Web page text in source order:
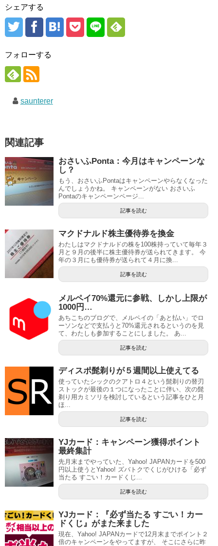
シェアする
フォローする
saunterer
関連記事
おさいふPonta：今月はキャンペーンな
し？
もう、おさいふPontaはキャンペーンやらなくなった
んでしょうかね。 キャンペーンがない おさいふ
Pontaのキャンペーンページ...
記事を読む
マクドナルド株主優待券を換金
わたしはマクドナルドの株を100株持っていて毎年３
月と９月の後半に株主優待券が送られてきます。 今
年の３月にも優待券が送られて４月に換...
記事を読む
メルペイ70%還元に参戦、しかし上限が
1000円…
あちこちのブログで、メルペイの「あと払い」でロ
ーソンなどで支払うと70%還元されるというのを見
て、わたしも参加することにしました。 あ...
記事を読む
ディスポ髭剃りが５週間以上使えてる
使っていたシックのクアトロ４という髭剃りの替刃
ストックが最後の１つになったことに伴い、次の髭
剃り用カミソリを検討しているという記事をひと月
ほ...
記事を読む
YJカード：キャンペーン獲得ポイント
最終集計
先月末までやっていた、Yahoo! JAPANカードを500
円以上使うとYahoo! ズバトクでくじがひける「必ず
当たる すごい！カードくじ...
記事を読む
YJカード：『必ず当たる すごい！カー
ドくじ』がまた来ました
現在、Yahoo! JAPANカードで12月末までポイント２
倍のキャンペーンをやってますが、 そこにさらに昨